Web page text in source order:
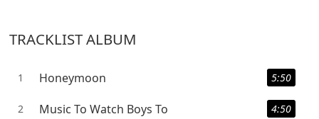
TRACKLIST ALBUM
1 Honeymoon 5:50
2 Music To Watch Boys To 4:50